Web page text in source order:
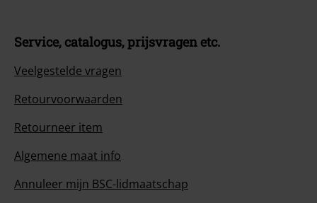
Service, catalogus, prijsvragen etc.
Veelgestelde vragen
Retourvoorwaarden
Retourneer item
Algemene maat info
Annuleer mijn BSC-lidmaatschap